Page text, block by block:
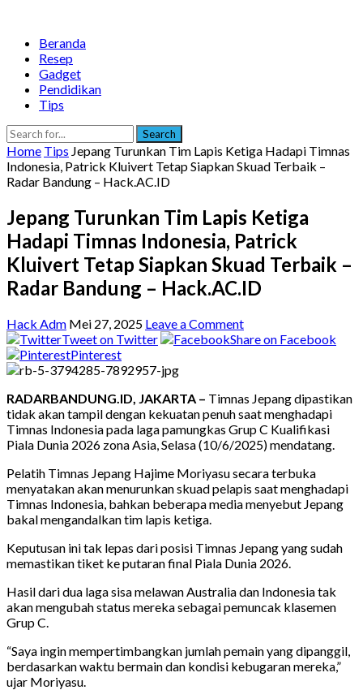
Beranda
Resep
Gadget
Pendidikan
Tips
Search
Home Tips Jepang Turunkan Tim Lapis Ketiga Hadapi Timnas
Indonesia, Patrick Kluivert Tetap Siapkan Skuad Terbaik –
Radar Bandung – Hack.AC.ID
Jepang Turunkan Tim Lapis Ketiga
Hadapi Timnas Indonesia, Patrick
Kluivert Tetap Siapkan Skuad Terbaik –
Radar Bandung – Hack.AC.ID
Hack Adm Mei 27, 2025 Leave a Comment
Tweet on Twitter
Share on Facebook
Pinterest
RADARBANDUNG.ID, JAKARTA – Timnas Jepang dipastikan
tidak akan tampil dengan kekuatan penuh saat menghadapi
Timnas Indonesia pada laga pamungkas Grup C Kualifikasi
Piala Dunia 2026 zona Asia, Selasa (10/6/2025) mendatang.
Pelatih Timnas Jepang Hajime Moriyasu secara terbuka
menyatakan akan menurunkan skuad pelapis saat menghadapi
Timnas Indonesia, bahkan beberapa media menyebut Jepang
bakal mengandalkan tim lapis ketiga.
Keputusan ini tak lepas dari posisi Timnas Jepang yang sudah
memastikan tiket ke putaran final Piala Dunia 2026.
Hasil dari dua laga sisa melawan Australia dan Indonesia tak
akan mengubah status mereka sebagai pemuncak klasemen
Grup C.
“Saya ingin mempertimbangkan jumlah pemain yang dipanggil,
berdasarkan waktu bermain dan kondisi kebugaran mereka,”
ujar Moriyasu.